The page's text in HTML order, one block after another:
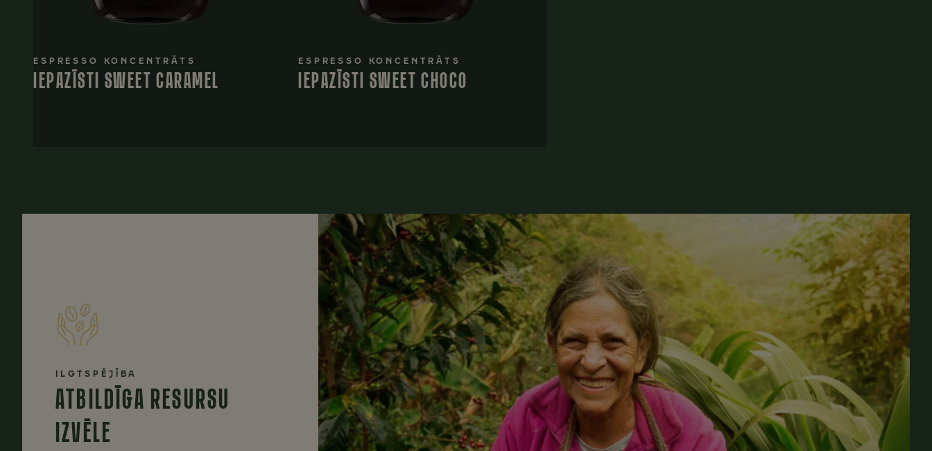
ESPRESSO KONCENTRĀTS
IEPAZĪSTI SWEET CARAMEL
ESPRESSO KONCENTRĀTS
IEPAZĪSTI SWEET CHOCO
ILGTSPĒJĪBA
ATBILDĪGA RESURSU
IZVĒLE